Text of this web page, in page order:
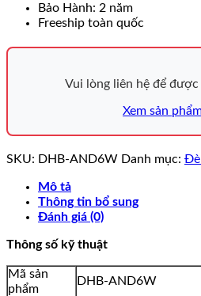
Bảo Hành: 2 năm
Freeship toàn quốc
Vui lòng liên hệ để
Xem sản
SKU: DHB-AND6W Danh mục:
Mô tả
Thông tin bổ sung
Đánh giá (0)
Thông số kỹ thuật
Mã sản
phẩm
DHB-AND6W